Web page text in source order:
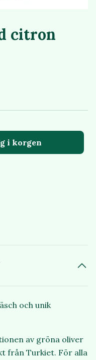
citron
i korgen
och unik
av gröna oliver
från Turkiet. För alla